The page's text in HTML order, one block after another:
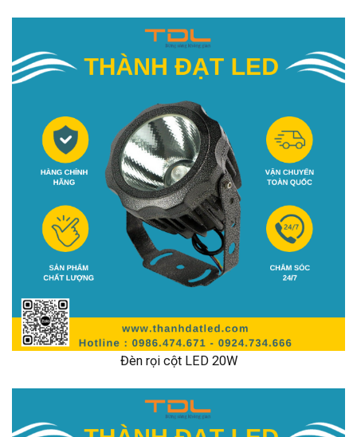
Đèn rọi cột LED 20W